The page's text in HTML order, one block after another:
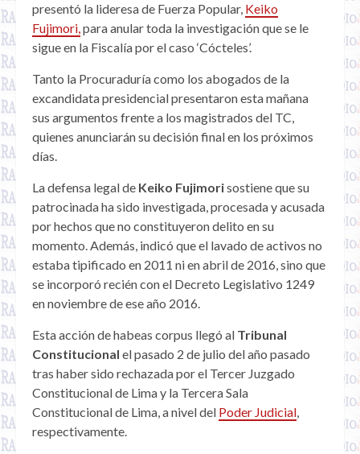
presentó la lideresa de Fuerza Popular, Keiko
Fujimori,para anular toda la investigación que se le
sigue en la Fiscalía por el caso ‘Cócteles’.
Tanto la Procuraduría como los abogados de la
excandidata presidencial presentaron esta mañana
sus argumentos frente a los magistrados del TC,
quienes anunciarán su decisión final en los próximos
días.
La defensa legal de Keiko Fujimorisostiene que su
patrocinada ha sido investigada, procesada y acusada
por hechos que no constituyeron delito en su
momento. Además, indicó que el lavado de activos no
estaba tipificado en 2011 ni en abril de 2016, sino que
se incorporó recién con el Decreto Legislativo 1249
en noviembre de ese año 2016.
Esta acción de habeas corpus llegó al Tribunal
Constitucional el pasado 2 de julio del año pasado
tras haber sido rechazada por el Tercer Juzgado
Constitucional de Lima y la Tercera Sala
Constitucional de Lima, a nivel del Poder Judicial,
respectivamente.